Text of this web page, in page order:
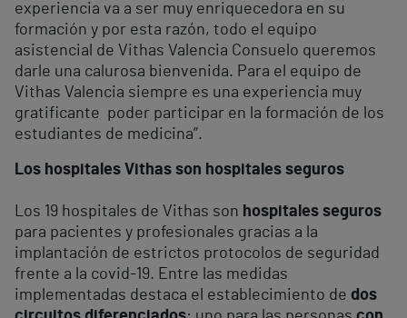
experiencia va a ser muy enriquecedora en su
formación y por esta razón, todo el equipo
asistencial de Vithas Valencia Consuelo queremos
darle una calurosa bienvenida. Para el equipo de
Vithas Valencia siempre es una experiencia muy
gratificante poder participar en la formación de los
estudiantes de medicina”.
Los hospitales Vithas son hospitales seguros
Los 19 hospitales de Vithas son hospitales seguros
para pacientes y profesionales gracias a la
implantación de estrictos protocolos de seguridad
frente a la covid-19. Entre las medidas
implementadas destaca el establecimiento de dos